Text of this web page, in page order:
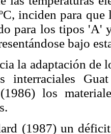
inciden para
para los tipos 'A'
bajo
la adaptación de
interraciales
los
(1987) un